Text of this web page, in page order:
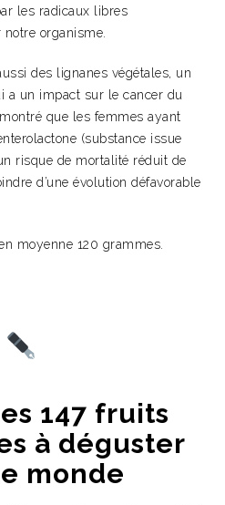
les radicaux libres
organisme.
des lignanes végétales, un
a un impact sur le cancer du
que les femmes ayant
(substance issue
risque de mortalité réduit de
d’une évolution défavorable
moyenne 120 grammes.
147 fruits
à déguster
monde